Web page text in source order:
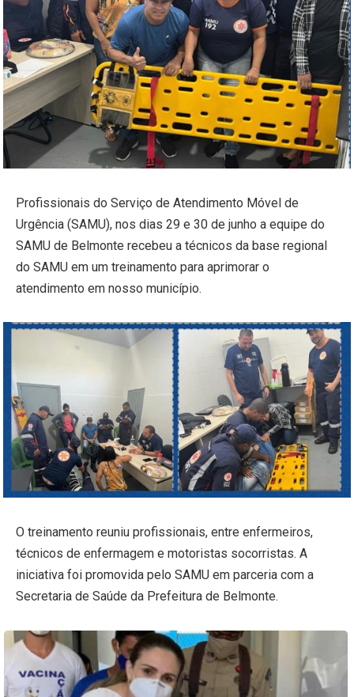
Profissionais do Serviço de Atendimento Móvel de
Urgência (SAMU), nos dias 29 e 30 de junho a equipe do
SAMU de Belmonte recebeu a técnicos da base regional
do SAMU em um treinamento para aprimorar o
atendimento em nosso município.
O treinamento reuniu profissionais, entre enfermeiros,
técnicos de enfermagem e motoristas socorristas. A
iniciativa foi promovida pelo SAMU em parceria com a
Secretaria de Saúde da Prefeitura de Belmonte.